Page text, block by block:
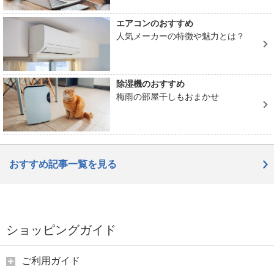
エアコンのおすすめ
人気メーカーの特徴や魅力とは？
除湿機のおすすめ
梅雨の部屋干しもおまかせ
おすすめ記事一覧を見る
ショッピングガイド
ご利用ガイド